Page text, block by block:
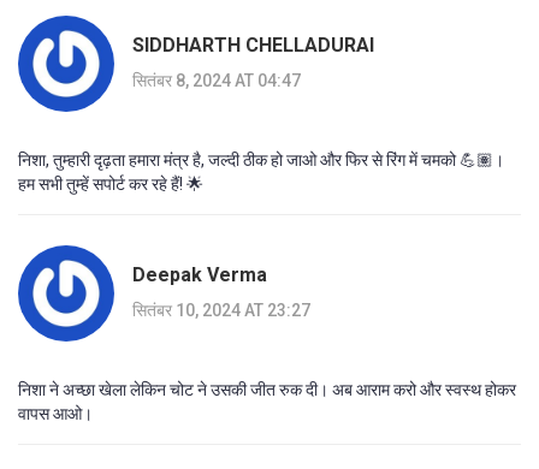
SIDDHARTH CHELLADURAI
सितंबर 8, 2024 AT 04:47
निशा, तुम्हारी दृढ़ता हमारा मंत्र है, जल्दी ठीक हो जाओ और फिर से रिंग में चमको 💪🏽।
हम सभी तुम्हें सपोर्ट कर रहे हैं! 🌟
Deepak Verma
सितंबर 10, 2024 AT 23:27
निशा ने अच्छा खेला लेकिन चोट ने उसकी जीत रुक दी। अब आराम करो और स्वस्थ होकर
वापस आओ।